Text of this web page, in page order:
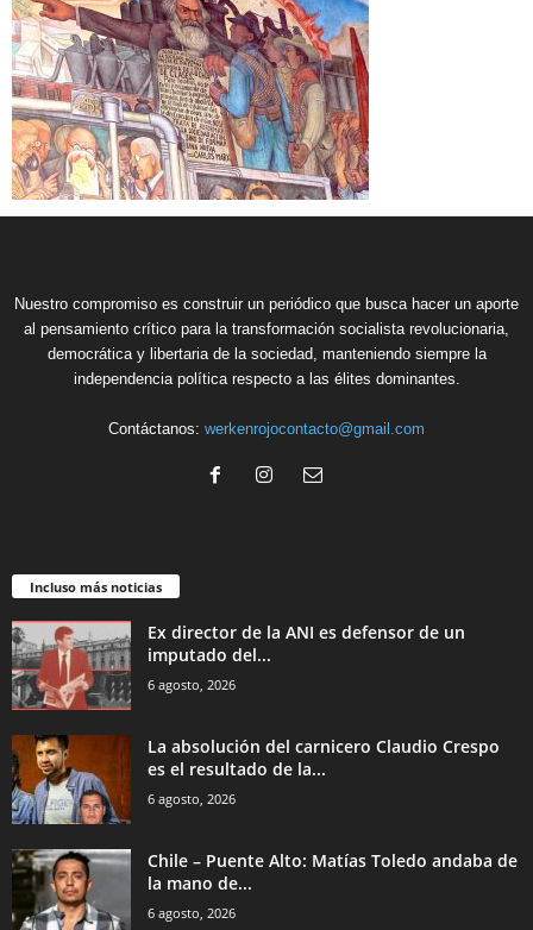
Nuestro compromiso es construir un periódico que busca hacer un aporte
al pensamiento crítico para la transformación socialista revolucionaria,
democrática y libertaria de la sociedad, manteniendo siempre la
independencia política respecto a las élites dominantes.
Contáctanos: werkenrojocontacto@gmail.com
Incluso más noticias
Ex director de la ANI es defensor de un
imputado del...
6 agosto, 2026
La absolución del carnicero Claudio Crespo
es el resultado de la...
6 agosto, 2026
Chile – Puente Alto: Matías Toledo andaba de
la mano de...
6 agosto, 2026